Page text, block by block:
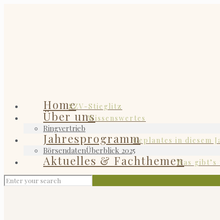
HomeSZV-Stieglitz
Über unsWissenswertes
Ringvertrieb
JahresprogrammGeplantes in diesem
BörsendatenÜberblick 2025
Aktuelles & FachthemenWas gibt’s